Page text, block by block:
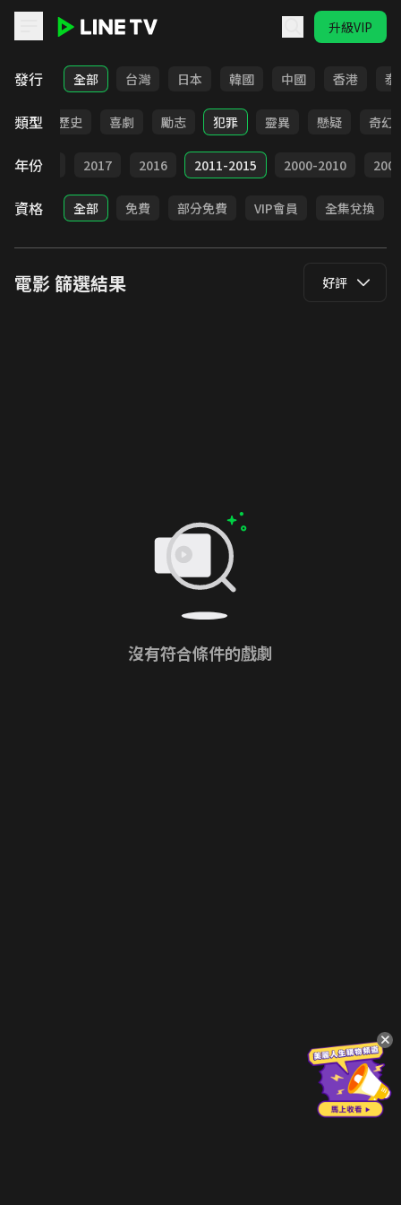
升級VIP
LINE TV - 電影
發行 全部 台灣 日本 韓國 中國 香港 泰
類型
動作 歷史 喜劇 勵志 犯罪 靈異 懸疑 奇幻
年份
2018 2017 2016 2011-2015 2000-2010
資格 全部 免費 部分免費 VIP會員 全集兌換
電影篩選結果 好評
沒有符合條件的戲劇